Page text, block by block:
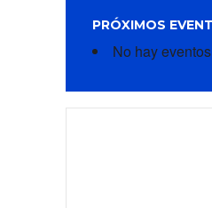
PRÓXIMOS
No hay